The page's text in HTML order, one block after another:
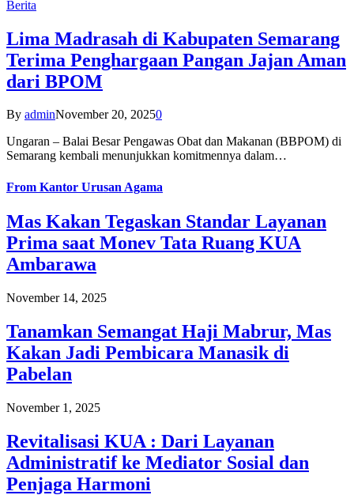
Berita
Lima Madrasah di Kabupaten Semarang
Terima Penghargaan Pangan Jajan Aman
dari BPOM
By adminNovember 20, 20250
Ungaran – Balai Besar Pengawas Obat dan Makanan (BBPOM) di
Semarang kembali menunjukkan komitmennya dalam…
From Kantor Urusan Agama
Mas Kakan Tegaskan Standar Layanan
Prima saat Monev Tata Ruang KUA
Ambarawa
November 14, 2025
Tanamkan Semangat Haji Mabrur, Mas
Kakan Jadi Pembicara Manasik di
Pabelan
November 1, 2025
Revitalisasi KUA : Dari Layanan
Administratif ke Mediator Sosial dan
Penjaga Harmoni